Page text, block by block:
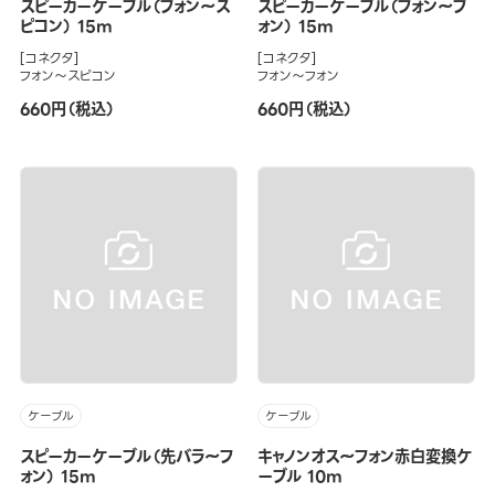
スピーカーケーブル（フォン～ス
ピコン） 15m
[コネクタ]
フォン～スピコン
660円（税込）
スピーカーケーブル（フォン～フ
ォン） 15m
[コネクタ]
フォン～フォン
660円（税込）
ケーブル
スピーカーケーブル（先バラ～フ
ォン） 15m
ケーブル
キャノンオス～フォン赤白変換ケ
ーブル 10m